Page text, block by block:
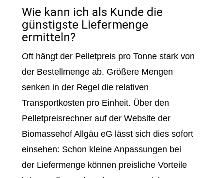
Wie kann ich als Kunde die
günstigste Liefermenge
ermitteln?
Oft hängt der Pelletpreis pro Tonne stark von
der Bestellmenge ab. Größere Mengen
senken in der Regel die relativen
Transportkosten pro Einheit. Über den
Pelletpreisrechner auf der Website der
Biomassehof Allgäu eG lässt sich dies sofort
einsehen: Schon kleine Anpassungen bei
der Liefermenge können preisliche Vorteile